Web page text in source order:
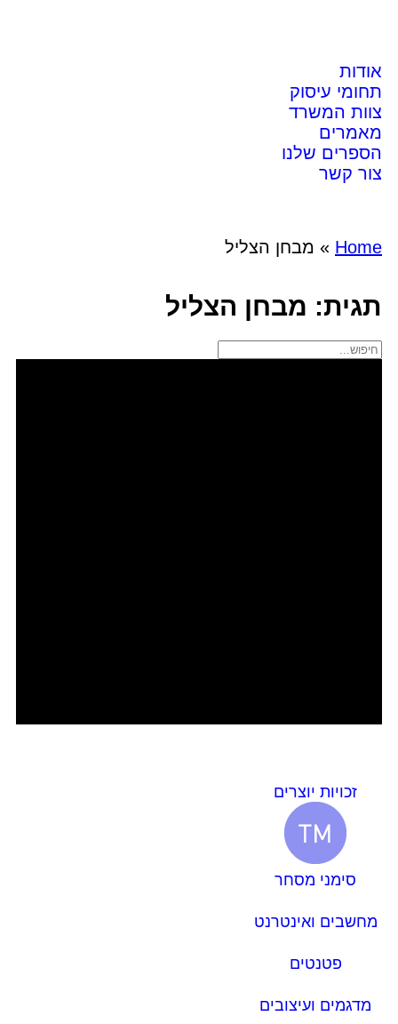
אודות
תחומי עיסוק
צוות המשרד
מאמרים
הספרים שלנו
צור קשר
Home
» מבחן הצליל
תגית: מבחן הצליל
זכויות יוצרים
סימני מסחר
מחשבים ואינטרנט
פטנטים
מדגמים ועיצובים